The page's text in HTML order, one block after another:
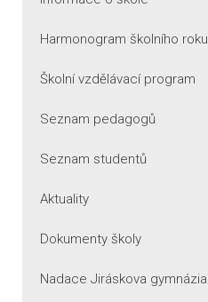
Harmonogram školního roku
Školní vzdělávací program
Seznam pedagogů
Seznam studentů
Aktuality
Dokumenty školy
Nadace Jiráskova gymnázia